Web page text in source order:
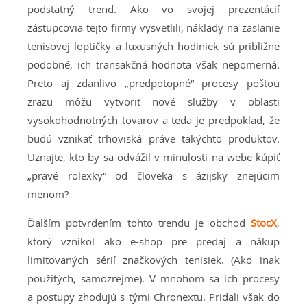
podstatný trend. Ako vo svojej prezentácií
zástupcovia tejto firmy vysvetlili, náklady na zaslanie
tenisovej loptičky a luxusných hodiniek sú približne
podobné, ich transakčná hodnota však nepomerná.
Preto aj zdanlivo „predpotopné“ procesy poštou
zrazu môžu vytvoriť nové služby v oblasti
vysokohodnotných tovarov a teda je predpoklad, že
budú vznikať trhoviská práve takýchto produktov.
Uznajte, kto by sa odvážil v minulosti na webe kúpiť
„pravé rolexky“ od človeka s ázijsky znejúcim
menom?
Ďalším potvrdením tohto trendu je obchod StocX,
ktorý vznikol ako e-shop pre predaj a nákup
limitovaných sérií značkových tenisiek. (Ako inak
použitých, samozrejme). V mnohom sa ich procesy
a postupy zhodujú s tými Chronextu. Pridali však do